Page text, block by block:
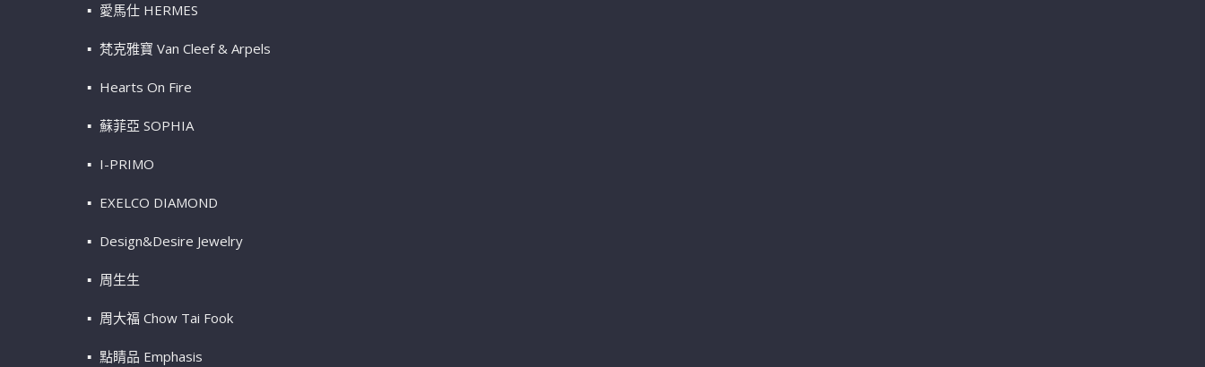
愛馬仕 HERMES
梵克雅寶 Van Cleef & Arpels
Hearts On Fire
蘇菲亞 SOPHIA
I-PRIMO
EXELCO DIAMOND
Design&Desire Jewelry
周生生
周大福 Chow Tai Fook
點睛品 Emphasis